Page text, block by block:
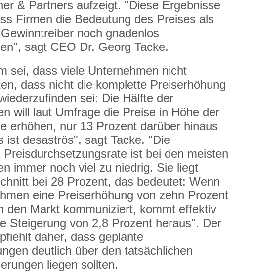
& Partners aufzeigt. "Diese Ergebnisse
Firmen die Bedeutung des Preises als
noch gnadenlos
sagt CEO Dr. Georg Tacke.
sei, dass viele Unternehmen nicht
dass nicht die komplette Preiserhöhung
sei: Die Hälfte der
will laut Umfrage die Preise in Höhe der
erhöhen, nur 13 Prozent darüber hinaus
ist desaströs", sagt Tacke. "Die
Preisdurchsetzungsrate ist bei den meisten
immer noch viel zu niedrig. Sie liegt
bei 28 Prozent, das bedeutet: Wenn
eine Preiserhöhung von zehn Prozent
den Markt kommuniziert, kommt effektiv
Steigerung von 2,8 Prozent heraus". Der
daher, dass geplante
deutlich über den tatsächlichen
liegen sollten.